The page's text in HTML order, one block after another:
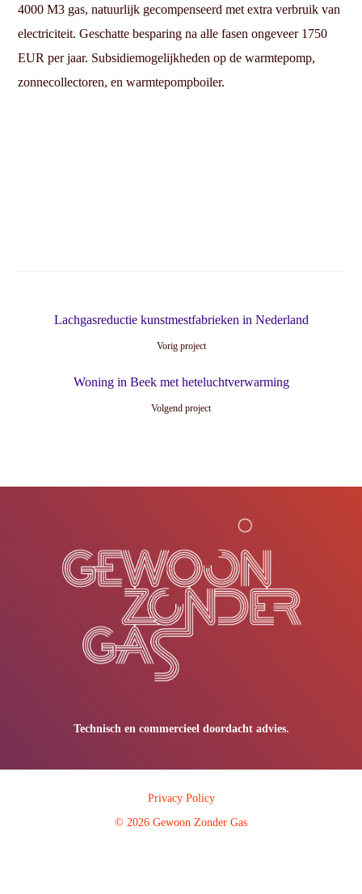
4000 M3 gas, natuurlijk gecompenseerd met extra verbruik van
electriciteit. Geschatte besparing na alle fasen ongeveer 1750
EUR per jaar. Subsidiemogelijkheden op de warmtepomp,
zonnecollectoren, en warmtepompboiler.
Lachgasreductie kunstmestfabrieken in Nederland
Vorig project
Woning in Beek met heteluchtverwarming
Volgend project
Technisch en commercieel doordacht advies.
Privacy Policy
© 2026 Gewoon Zonder Gas